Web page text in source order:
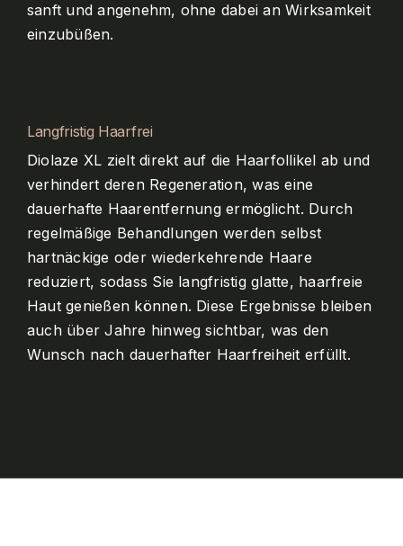
sanft und angenehm, ohne dabei an Wirksamkeit
einzubüßen.
Langfristig Haarfrei
Diolaze XL zielt direkt auf die Haarfollikel ab und
verhindert deren Regeneration, was eine
dauerhafte Haarentfernung ermöglicht. Durch
regelmäßige Behandlungen werden selbst
hartnäckige oder wiederkehrende Haare
reduziert, sodass Sie langfristig glatte, haarfreie
Haut genießen können. Diese Ergebnisse bleiben
auch über Jahre hinweg sichtbar, was den
Wunsch nach dauerhafter Haarfreiheit erfüllt.